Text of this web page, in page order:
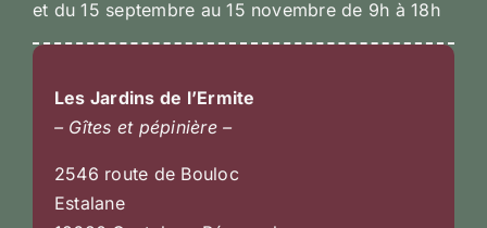
et du 15 septembre au 15 novembre de 9h à 18h
Les Jardins de l’Ermite
– Gîtes et pépinière –
2546 route de Bouloc
Estalane